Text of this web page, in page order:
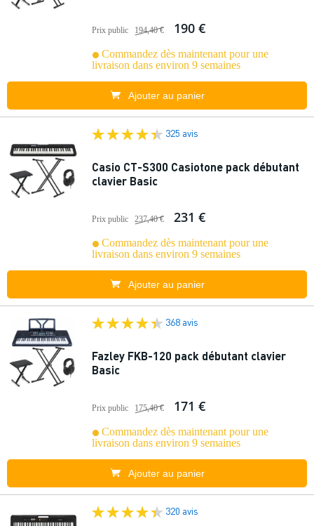
Prix public 194,40 € 190 €
Commandez dès maintenant pour une
livraison dans environ 9 semaines
Ajouter au panier
325 avis
Casio CT-S300 Casiotone pack débutant
clavier Basic
Prix public 237,40 € 231 €
Commandez dès maintenant pour une
livraison dans environ 9 semaines
Ajouter au panier
368 avis
Fazley FKB-120 pack débutant clavier
Basic
Prix public 175,40 € 171 €
Commandez dès maintenant pour une
livraison dans environ 9 semaines
Ajouter au panier
320 avis